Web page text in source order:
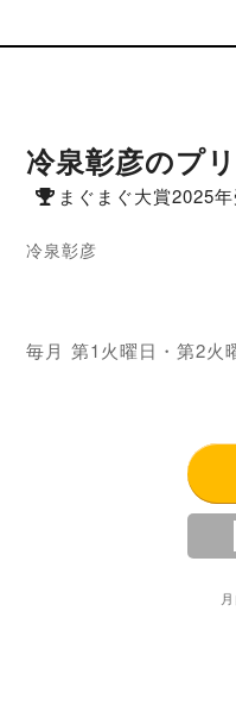
冷泉彰彦のプ
まぐまぐ大賞2025
冷泉彰彦
毎月 第1火曜日・第2火